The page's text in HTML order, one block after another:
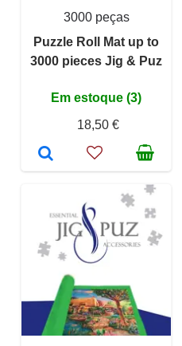
3000 peças
Puzzle Roll Mat up to
3000 pieces Jig & Puz
Em estoque (3)
18,50 €